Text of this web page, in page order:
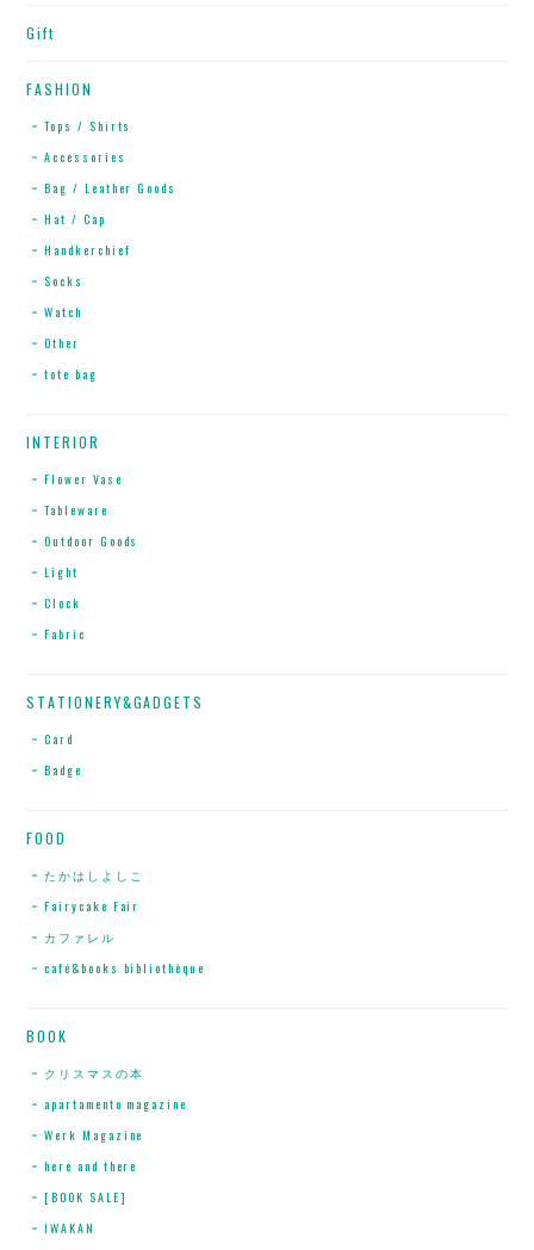
Gift
FASHION
Tops / Shirts
Accessories
Bag / Leather Goods
Hat / Cap
Handkerchief
Socks
Watch
Other
tote bag
INTERIOR
Flower Vase
Tableware
Outdoor Goods
Light
Clock
Fabric
STATIONERY&GADGETS
Card
Badge
FOOD
たかはしよしこ
Fairycake Fair
カファレル
café&books bibliothèque
BOOK
クリスマスの本
apartamento magazine
Werk Magazine
here and there
[BOOK SALE]
IWAKAN